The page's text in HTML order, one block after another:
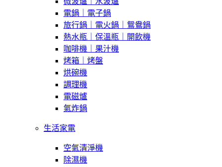
電鍋｜電子鍋
旅行鍋｜電火鍋｜鴛鴦鍋
熱水瓶｜保溫瓶｜開飲機
咖啡機｜果汁機
烤箱｜烤盤
烘碗機
調理機
電磁爐
氣炸鍋
生活家電
空氣清淨機
除濕機